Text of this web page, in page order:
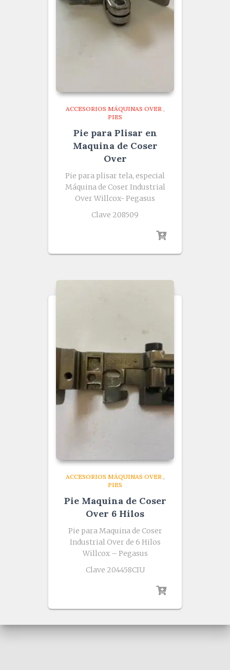
ACCESORIOS MÁQUINAS OVER
PIES
Pie para Plisar en
Maquina de Coser
Over
Pie para plisar tela, especial
Máquina de Coser Industrial
Over Willcox- Pegasus
Clave 208509
ACCESORIOS MÁQUINAS OVER
PIES
Pie Maquina de Coser
Over 6 Hilos
Pie para Maquina de Coser
Industrial Over de 6 Hilos
Willcox – Pegasus
Clave 204458CIU